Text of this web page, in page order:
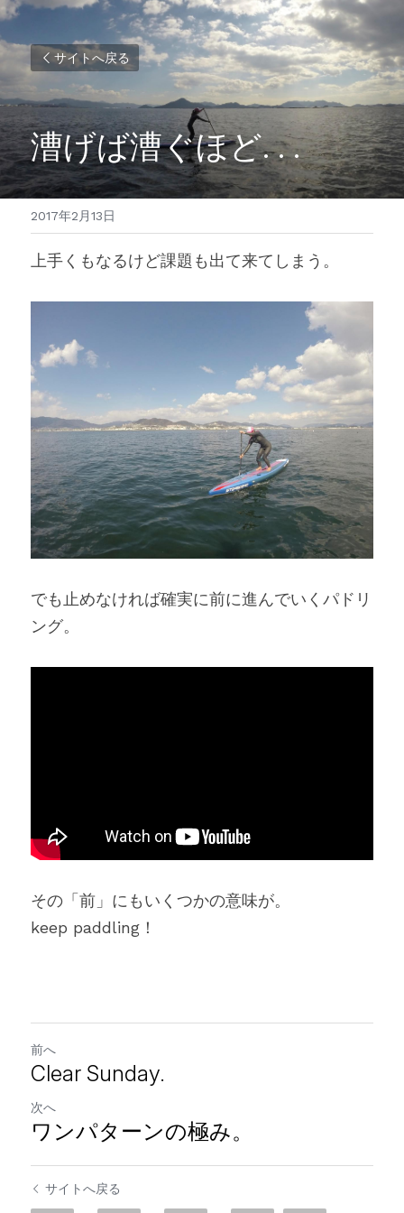
サイトへ戻る
漕げば漕ぐほど. . .
2017年2月13日
上手くもなるけど課題も出て来てしまう。
でも止めなければ確実に前に進んでいくパドリ
ング。
その「前」にもいくつかの意味が。
keep paddling！
前へ
Clear Sunday.
次へ
ワンパターンの極み。
サイトへ戻る